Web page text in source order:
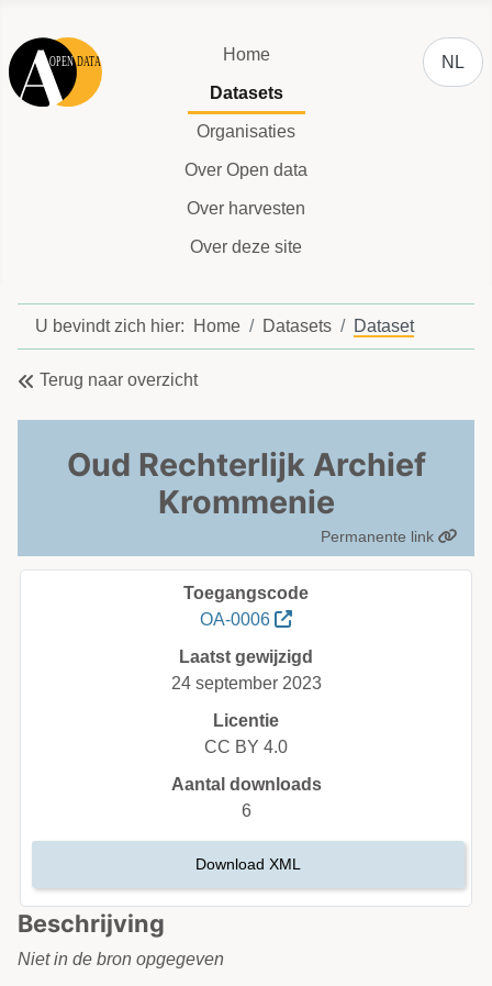
Home
Datasets
Organisaties
Over Open data
Over harvesten
Over deze site
NL
U bevindt zich hier: Home Datasets Dataset
Terug naar overzicht
Oud Rechterlijk Archief
Krommenie
Permanente link
Beschrijving
Niet in de bron opgegeven
Toegangscode
OA-0006
Laatst gewijzigd
24 september 2023
Licentie
CC BY 4.0
Aantal downloads
6
Download XML